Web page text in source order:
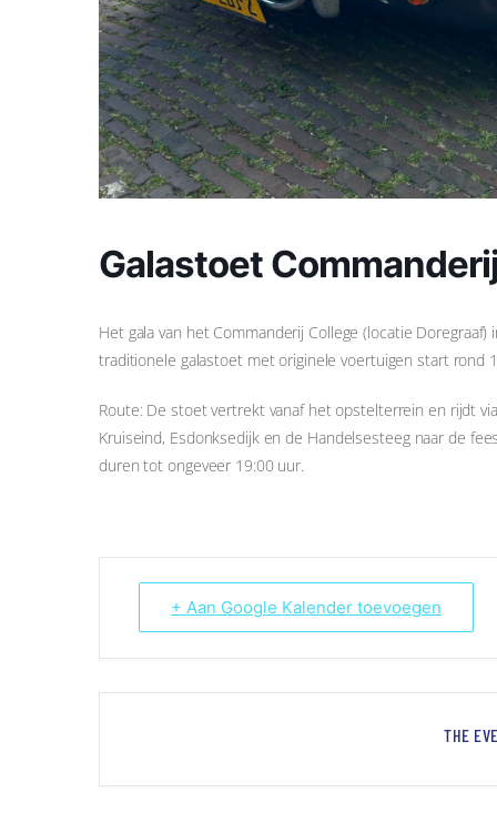
Galastoet
Het gala van het Commanderij College (locatie
traditionele galastoet met originele voertuigen start
Route: De stoet vertrekt vanaf het opstelterrein en rijdt
Kruiseind, Esdonksedijk en de Handelsesteeg naar de
duren tot ongeveer 19:00 uur.
+ Aan Google Kalender toevoegen
THE